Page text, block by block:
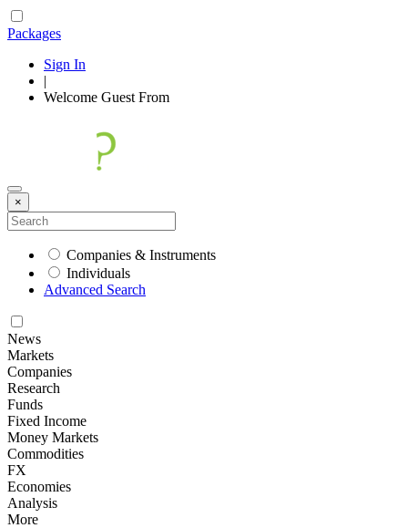
Packages
Sign In
|
Welcome Guest From
×
Companies & Instruments
Individuals
Advanced Search
News
Markets
Companies
Research
Funds
Fixed Income
Money Markets
Commodities
FX
Economies
Analysis
More